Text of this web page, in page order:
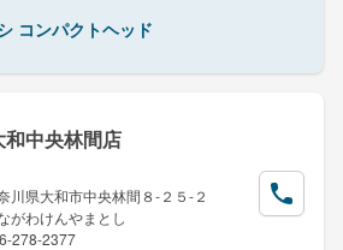
コンパクトヘッド
和中央林間店
川県大和市中央林間８-２５-２
がわけんやまとし
278-2377